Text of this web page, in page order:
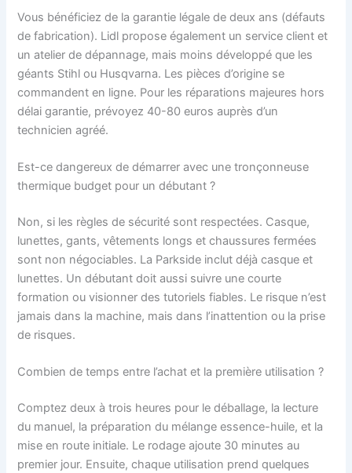
Vous bénéficiez de la garantie légale de deux ans (défauts
de fabrication). Lidl propose également un service client et
un atelier de dépannage, mais moins développé que les
géants Stihl ou Husqvarna. Les pièces d’origine se
commandent en ligne. Pour les réparations majeures hors
délai garantie, prévoyez 40-80 euros auprès d’un
technicien agréé.
Est-ce dangereux de démarrer avec une tronçonneuse
thermique budget pour un débutant ?
Non, si les règles de sécurité sont respectées. Casque,
lunettes, gants, vêtements longs et chaussures fermées
sont non négociables. La Parkside inclut déjà casque et
lunettes. Un débutant doit aussi suivre une courte
formation ou visionner des tutoriels fiables. Le risque n’est
jamais dans la machine, mais dans l’inattention ou la prise
de risques.
Combien de temps entre l’achat et la première utilisation ?
Comptez deux à trois heures pour le déballage, la lecture
du manuel, la préparation du mélange essence-huile, et la
mise en route initiale. Le rodage ajoute 30 minutes au
premier jour. Ensuite, chaque utilisation prend quelques